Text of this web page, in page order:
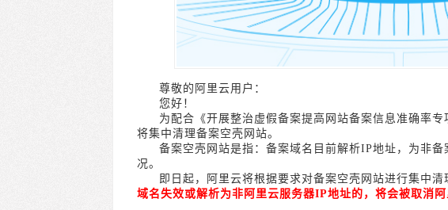
尊敬的阿里云用户：
您好！
为配合《开展整治虚假备案提高网站备案信息准确率
将集中清理备案空壳网站。
备案空壳网站是指：备案域名目前解析IP地址，为非备
况。
即日起，阿里云将根据要求对备案空壳网站进行集中清
域名失效或解析为非阿里云服务器IP地址的，将会被取消